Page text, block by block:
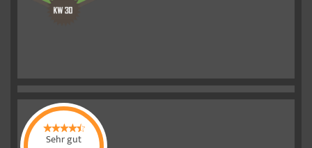
Sehr gut